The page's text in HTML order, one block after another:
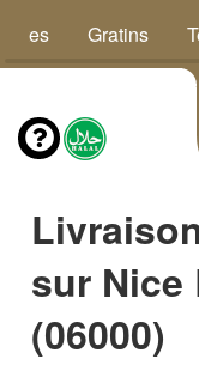
Pâtes Gratins
sur Nice
(06000)